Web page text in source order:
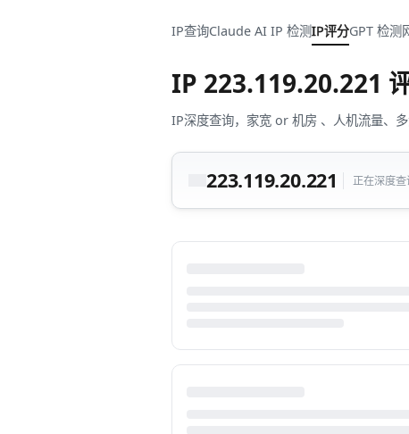
IP查询Claude AI IP 检测IP评分GPT 检测
IP 223.119.20.221
IP深度查询，家宽 or 机房 、人机流量、
223.119.20.221 正在深度